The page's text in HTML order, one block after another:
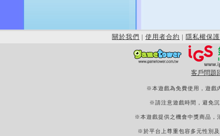
關於我們 | 使用者合約 | 隱私權保護
客戶問題
※本遊戲為免費使用，遊戲
※請注意遊戲時間，避免
※本遊戲提供之機會中獎商品，
※於平台上尊重包容多元性別